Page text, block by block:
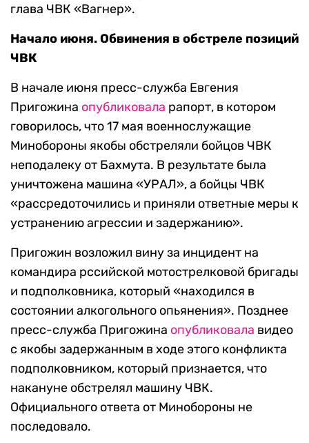
глава ЧВК «Вагнер».
Начало июня.Обвинения в обстреле позиций
ЧВК
В начале июня пресс-служба Евгения
Пригожина опубликовала рапорт, в котором
говорилось, что 17 мая военнослужащие
Минобороны якобы обстреляли бойцов ЧВК
неподалеку от Бахмута. В результате была
уничтожена машина «УРАЛ», а бойцы ЧВК
«рассредоточились и приняли ответные меры к
устранению агрессии и задержанию».
Пригожин возложил вину за инцидент на
командира рссийской мотострелковой бригады
и подполковника, который «находился в
состоянии алкогольного опьянения». Позднее
пресс-служба Пригожина опубликовала видео
с якобы задержанным в ходе этого конфликта
подполковником, который признается, что
накануне обстрелял машину ЧВК.
Официального ответа от Минобороны не
последовало.